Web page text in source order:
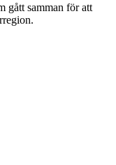
gått samman för att